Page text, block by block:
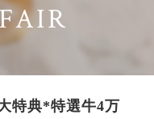
特典*特選牛4万